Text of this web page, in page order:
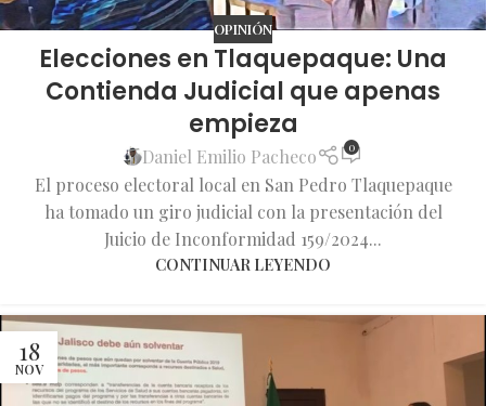
OPINIÓN
Elecciones en Tlaquepaque: Una
Contienda Judicial que apenas
empieza
Daniel Emilio Pacheco 0
El proceso electoral local en San Pedro Tlaquepaque
ha tomado un giro judicial con la presentación del
Juicio de Inconformidad 159/2024...
CONTINUAR LEYENDO
18
NOV